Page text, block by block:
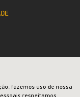
é a vida.
fazemos uso de nossa